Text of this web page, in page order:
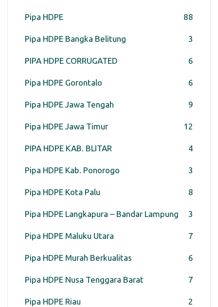
Pipa HDPE 88
Pipa HDPE Bangka Belitung 3
PIPA HDPE CORRUGATED 6
Pipa HDPE Gorontalo 6
Pipa HDPE Jawa Tengah 9
Pipa HDPE Jawa Timur 12
PIPA HDPE KAB. BLITAR 4
Pipa HDPE Kab. Ponorogo 3
Pipa HDPE Kota Palu 8
Pipa HDPE Langkapura – Bandar Lampung 3
Pipa HDPE Maluku Utara 7
Pipa HDPE Murah Berkualitas 6
Pipa HDPE Nusa Tenggara Barat 7
Pipa HDPE Riau 2